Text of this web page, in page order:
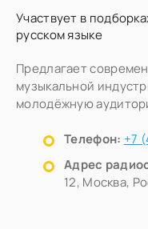
Участвует в
русском языке
Предлагает
музыкальной
молодёжную
Телефон: +7
Адрес
12, Москва,